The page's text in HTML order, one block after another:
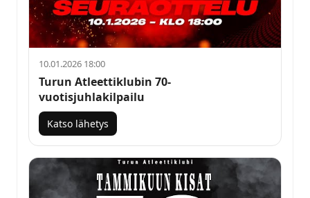
10.01.2026 18:00
Turun Atleettiklubin 70-
vuotisjuhlakilpailu
Katso lähetys